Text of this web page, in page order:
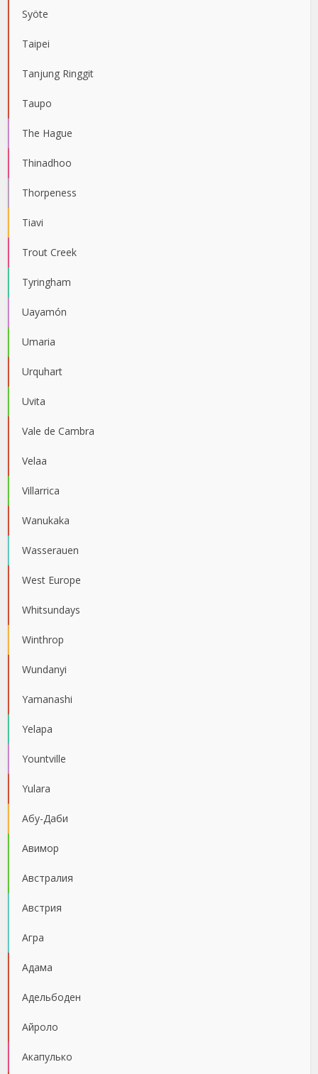
Syöte
Taipei
Tanjung Ringgit
Taupo
The Hague
Thinadhoo
Thorpeness
Tiavi
Trout Creek
Tyringham
Uayamón
Umaria
Urquhart
Uvita
Vale de Cambra
Velaa
Villarrica
Wanukaka
Wasserauen
West Europe
Whitsundays
Winthrop
Wundanyi
Yamanashi
Yelapa
Yountville
Yulara
Абу-Даби
Авимор
Австралия
Австрия
Агра
Адама
Адельбоден
Айроло
Акапулько